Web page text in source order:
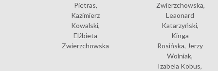
Pietras,
Kazimierz
Kowalski,
Elżbieta
Zwierzchowska
Zwierzchowska,
Leaonard
Katarzyński,
Kinga
Rosińska, Jerzy
Wolniak,
Izabela Kobus,